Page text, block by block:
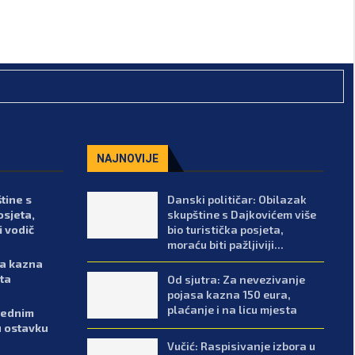
s
vodič
kazna
ostavku
NAJNOVIJE
Danski političar: Obilazak
skupštine s Dajkovićem više
bio turistička posjeta,
moraću biti pažljiviji...
Od sjutra: Za nevezivanje
pojasa kazna 150 eura,
plaćanje i na licu mjesta
Vučić: Raspisivanje izbora u